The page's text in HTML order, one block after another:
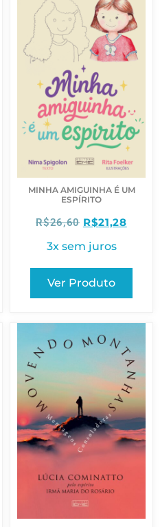
MINHA AMIGUINHA É UM
ESPÍRITO
R$26,60 R$21,28
3x sem juros
Ver Produto